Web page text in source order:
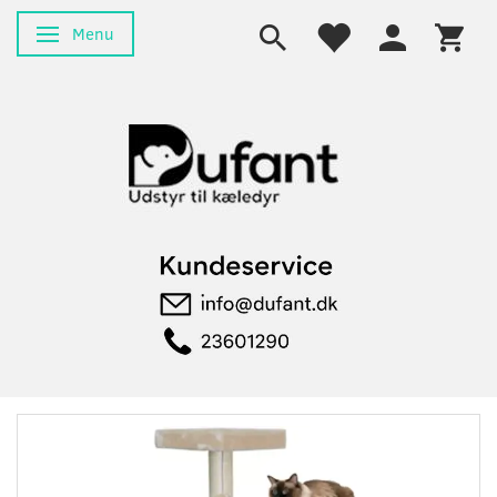
Skifte navigation
Menu